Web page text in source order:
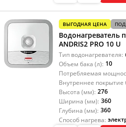
ВЫГОДНАЯ ЦЕНА
Водонагреватель
ANDRIS2 PRO 10 U
Тип водонагревателя:
Объем бака (л): 10
Потребляемая
Внутреннее покрытие
Высота (мм): 276
Ширина (мм): 360
Глубина (мм): 360
Способ нагрева: